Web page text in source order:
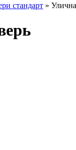
стандарт »